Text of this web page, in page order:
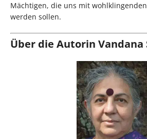
Mächtigen, die uns mit
werden sollen.
Über die Autorin Vandana